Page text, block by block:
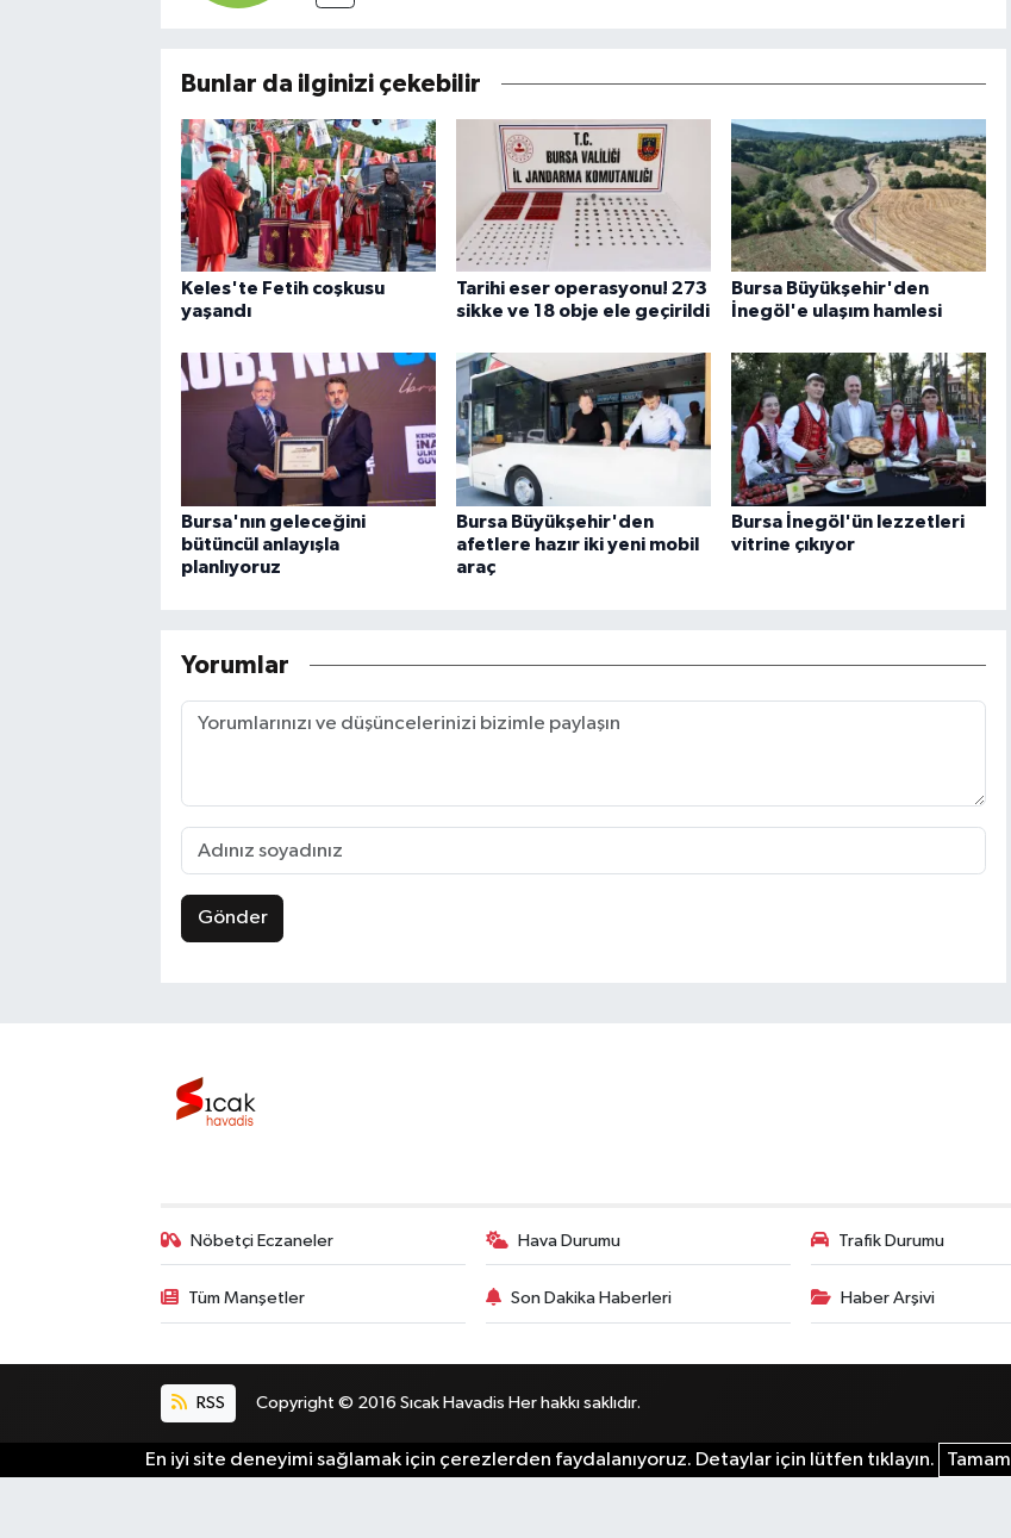
Bunlar da ilginizi çekebilir
Keles'te Fetih coşkusu
yaşandı
Tarihi eser operasyonu! 273
sikke ve 18 obje ele geçirildi
Bursa Büyükşehir'den
İnegöl'e ulaşım hamlesi
Bursa'nın geleceğini
bütüncül anlayışla
planlıyoruz
Bursa Büyükşehir'den
afetlere hazır iki yeni mobil
araç
Bursa İnegöl'ün lezzetleri
vitrine çıkıyor
Yorumlar
Gönder
Nöbetçi Eczaneler Hava Durumu Trafik Durumu
Tüm Manşetler Son Dakika Haberleri Haber Arşivi
RSS Copyright © 2016 Sıcak Havadis Her hakkı saklıdır.
En iyi site deneyimi sağlamak için çerezlerden faydalanıyoruz. Detaylar için lütfen tıklayın. Tamam